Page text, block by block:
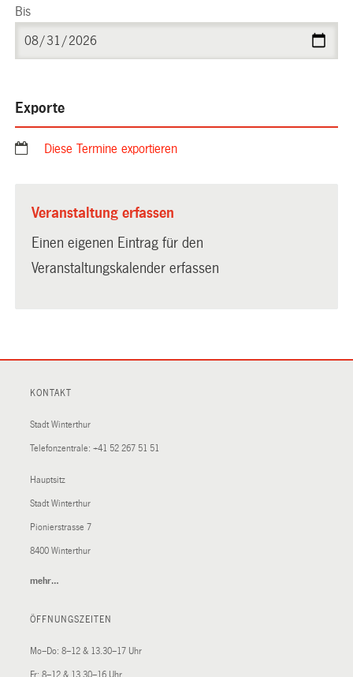
Bis
Exporte
Diese Termine exportieren
Veranstaltung erfassen
Einen eigenen Eintrag für den
Veranstaltungskalender erfassen
KONTAKT
Stadt Winterthur
Telefonzentrale: +41 52 267 51 51
Hauptsitz
Stadt Winterthur
Pionierstrasse 7
8400 Winterthur
mehr…
ÖFFNUNGSZEITEN
Mo–Do: 8–12 & 13.30–17 Uhr